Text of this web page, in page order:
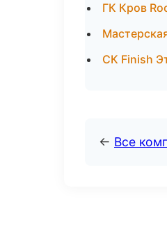
ГК Кров
СК Finish
← Все